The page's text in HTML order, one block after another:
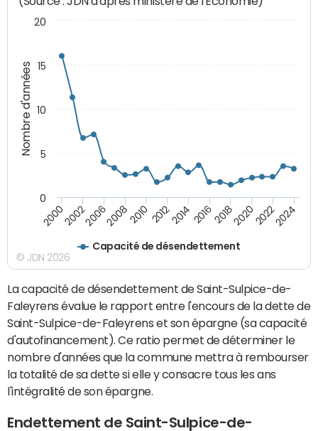
Nombre d'années
Capacité de désendettement
20002002200620082010 2012201420162018202020222024
0
5
10
15
20
© JDN 2026
La capacité de désendettement de Saint-Sulpice-de-
Faleyrens évalue le rapport entre l'encours de la dette de
Saint-Sulpice-de-Faleyrens et son épargne (sa capacité
d'autofinancement). Ce ratio permet de déterminer le
nombre d'années que la commune mettra à rembourser
la totalité de sa dette si elle y consacre tous les ans
l'intégralité de son épargne.
Endettement de Saint-Sulpice-de-